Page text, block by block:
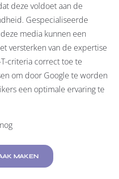
deze voldoet aan de
Gespecialiseerde
media kunnen een
versterken van de expertise
criteria correct toe te
om door Google te worden
een optimale ervaring te
MAKEN